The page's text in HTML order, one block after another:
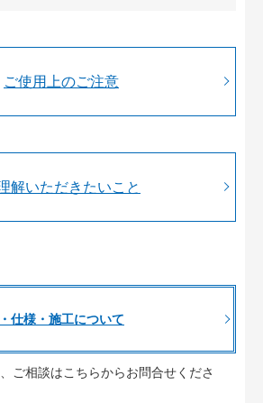
ご使用上のご注意
解いただきたいこと
仕様・施工について
ご相談はこちらからお問合せくださ